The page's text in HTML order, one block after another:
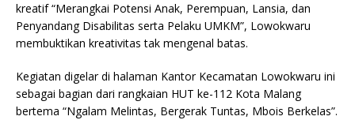
kreatif “Merangkai Potensi Anak, Perempuan, Lansia, dan
Penyandang Disabilitas serta Pelaku UMKM”, Lowokwaru
membuktikan kreativitas tak mengenal batas.
Kegiatan digelar di halaman Kantor Kecamatan Lowokwaru ini
sebagai bagian dari rangkaian HUT ke-112 Kota Malang
bertema “Ngalam Melintas, Bergerak Tuntas, Mbois Berkelas”.